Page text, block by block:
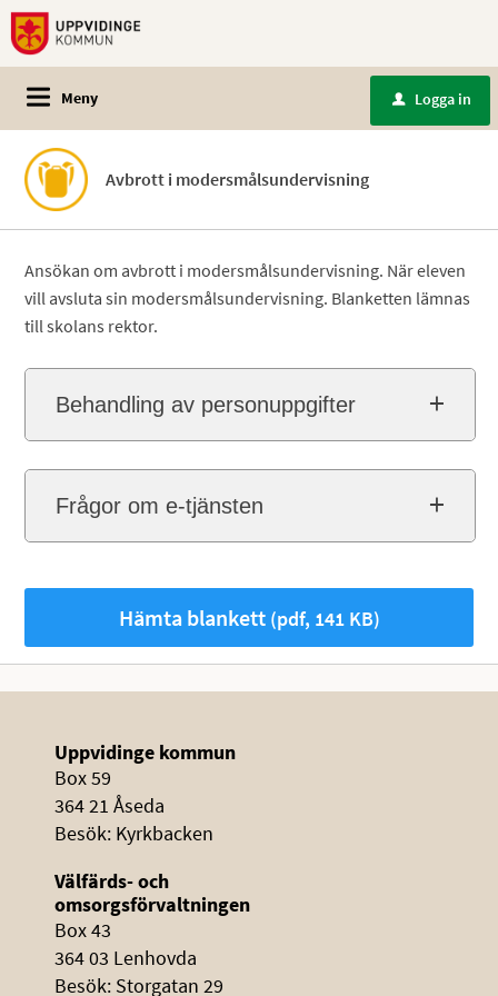
Meny u Logga in
Avbrott i modersmålsundervisning
Ansökan om avbrott i modersmålsundervisning. När eleven
vill avsluta sin modersmålsundervisning. Blanketten lämnas
till skolans rektor.
Behandling av personuppgifter
Frågor om e-tjänsten
Hämta blankett(pdf, 141 KB)
Uppvidinge kommun
Box 59
364 21 Åseda
Besök: Kyrkbacken
Välfärds- och
omsorgsförvaltningen
Box 43
364 03 Lenhovda
Besök: Storgatan 29